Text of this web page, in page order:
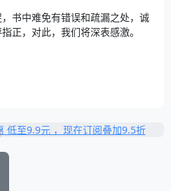
书中难免有错误和疏漏之处，诚
正，对此，我们将深表感激。